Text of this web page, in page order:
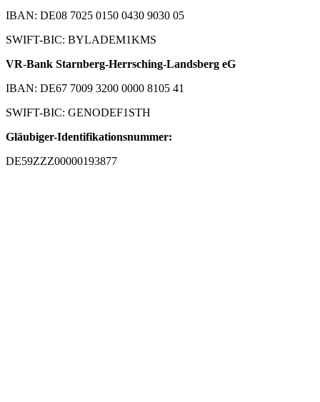
IBAN: DE08 7025 0150 0430 9030 05
SWIFT-BIC: BYLADEM1KMS
VR-Bank Starnberg-Herrsching-Landsberg eG
IBAN: DE67 7009 3200 0000 8105 41
SWIFT-BIC: GENODEF1STH
Gläubiger-Identifikationsnummer:
DE59ZZZ00000193877